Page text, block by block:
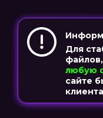
Для
любую
сайте